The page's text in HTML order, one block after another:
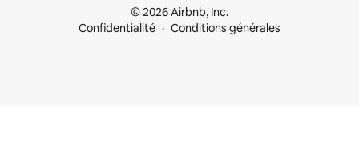
© 2026 Airbnb, Inc.
Confidentialité
Conditions générales